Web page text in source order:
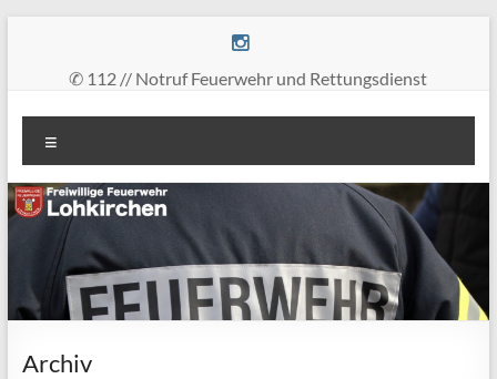
springen✆ 112 // Notruf Feuerwehr und Rettungsdienst
Freiwillige
Feuerwehr
Lohkirchen
retten
löschen
bergen
Archiv